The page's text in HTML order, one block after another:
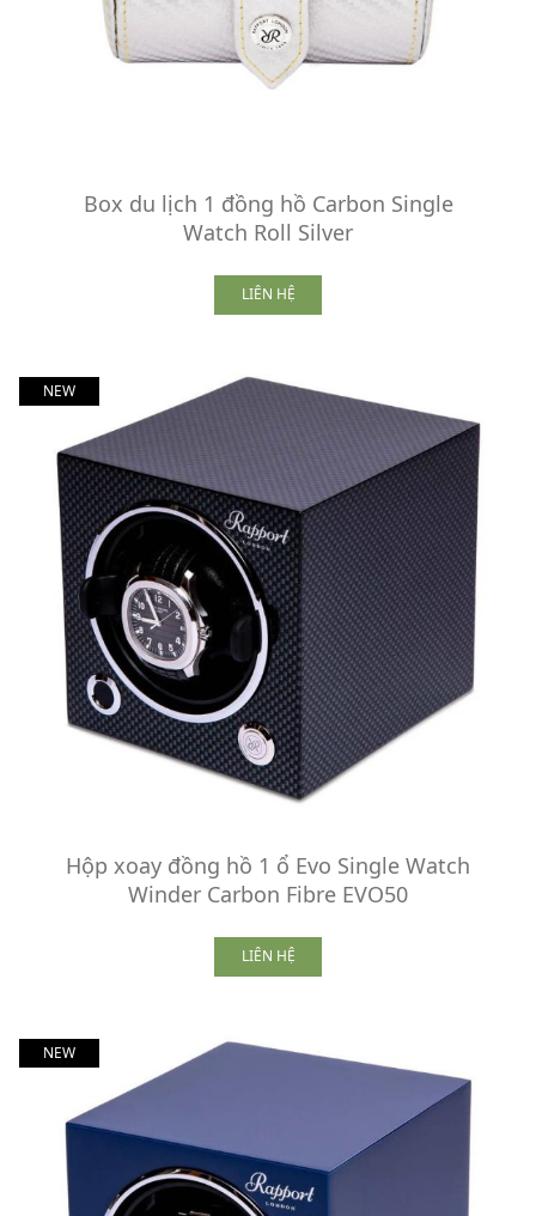
Box du lịch 1 đồng hồ Carbon Single
Watch Roll Silver
LIÊN HỆ
NEW
Hộp xoay đồng hồ 1 ổ Evo Single Watch
Winder Carbon Fibre EVO50
LIÊN HỆ
NEW